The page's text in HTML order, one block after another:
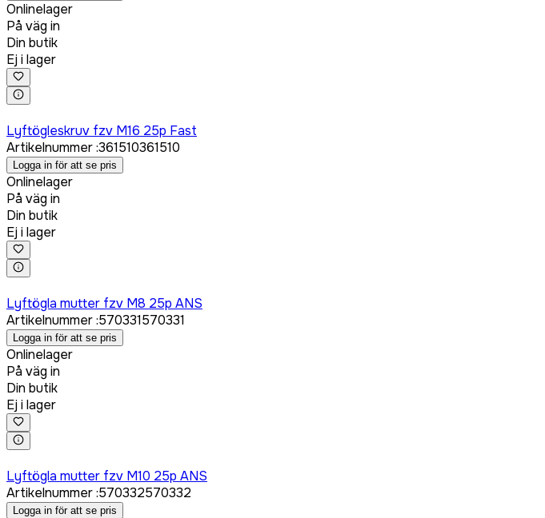
Onlinelager
På väg in
Din butik
Ej i lager
Lyftögleskruv fzv M16 25p Fast
Artikelnummer:361510361510
Logga in för att se pris
Onlinelager
På väg in
Din butik
Ej i lager
Lyftögla mutter fzv M8 25p ANS
Artikelnummer:570331570331
Logga in för att se pris
Onlinelager
På väg in
Din butik
Ej i lager
Lyftögla mutter fzv M10 25p ANS
Artikelnummer:570332570332
Logga in för att se pris